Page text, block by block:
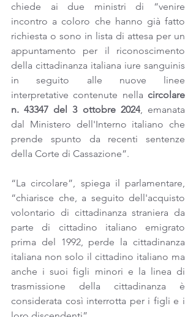
chiede ai due ministri di “venire
incontro a coloro che hanno già fatto
richiesta o sono in lista di attesa per un
appuntamento per il riconoscimento
della cittadinanza italiana iure sanguinis
in seguito alle nuove linee
interpretative contenute nella circolare
n. 43347 del 3 ottobre 2024, emanata
dal Ministero dell'Interno italiano che
prende spunto da recenti sentenze
della Corte di Cassazione”.
“La circolare”, spiega il parlamentare,
“chiarisce che, a seguito dell'acquisto
volontario di cittadinanza straniera da
parte di cittadino italiano emigrato
prima del 1992, perde la cittadinanza
italiana non solo il cittadino italiano ma
anche i suoi figli minori e la linea di
trasmissione della cittadinanza è
considerata così interrotta per i figli e i